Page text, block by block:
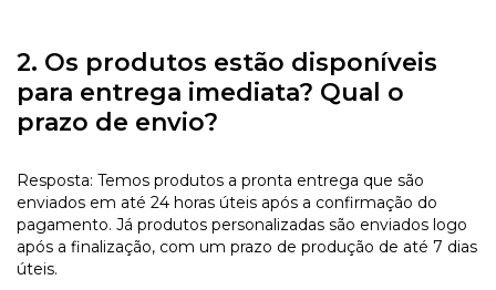
2. Os produtos estão disponíveis
para entrega imediata? Qual o
prazo de envio?
Resposta: Temos produtos a pronta entrega que são
enviados em até 24 horas úteis após a confirmação do
pagamento. Já produtos personalizadas são enviados logo
após a finalização, com um prazo de produção de até 7 dias
úteis.